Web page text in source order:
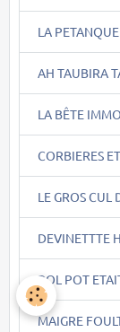
LA
AH TAUBIRA
LA BÊTE
CORBIERES
LE GROS CUL
DEVINETTTE
POL POT
MAIGRE